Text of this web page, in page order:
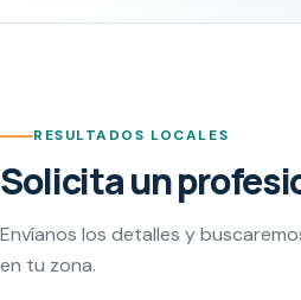
RESULTADOS LOCALES
Solicita un
Envíanos los detalles y
en tu zona.